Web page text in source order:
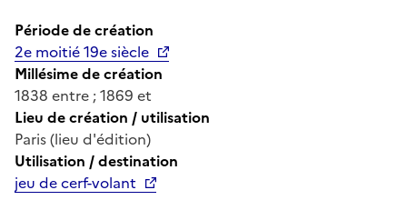
Période de création
2e moitié 19e siècle
Millésime de création
1838 entre ; 1869 et
Lieu de création / utilisation
Paris (lieu d'édition)
Utilisation / destination
jeu de cerf-volant